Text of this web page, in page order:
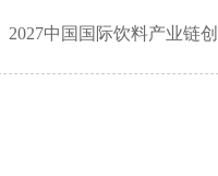
2027中国国际饮料产业链